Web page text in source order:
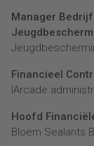
Manager
Financieel
lArcade
Hoofd
Bloem Sealants